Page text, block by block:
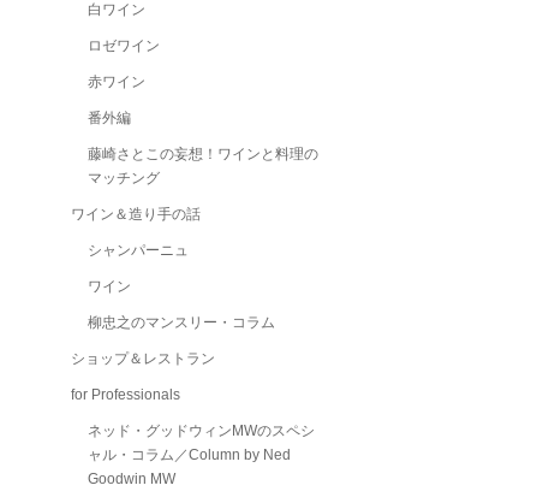
白ワイン
ロゼワイン
赤ワイン
番外編
藤崎さとこの妄想！ワインと料理の
マッチング
ワイン＆造り手の話
シャンパーニュ
ワイン
柳忠之のマンスリー・コラム
ショップ＆レストラン
for Professionals
ネッド・グッドウィンMWのスペシ
ャル・コラム／Column by Ned
Goodwin MW